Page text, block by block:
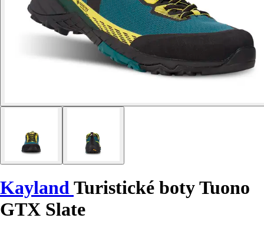
KaylandTuristické boty Tuono
GTX Slate